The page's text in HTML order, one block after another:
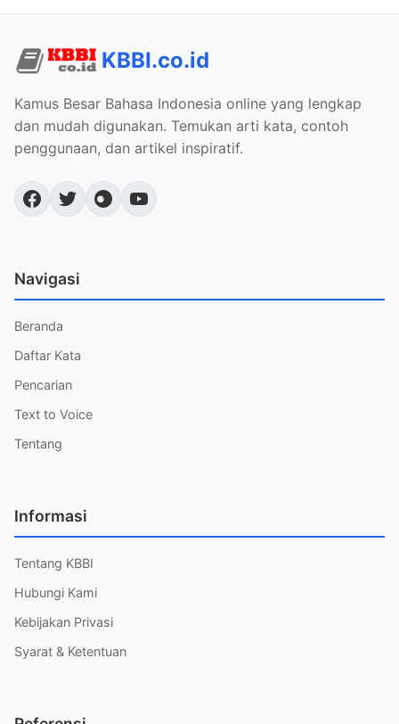
KBBI.co.id
Kamus Besar Bahasa Indonesia online yang lengkap
dan mudah digunakan. Temukan arti kata, contoh
penggunaan, dan artikel inspiratif.
Navigasi
Beranda
Daftar Kata
Pencarian
Text to Voice
Tentang
Informasi
Tentang KBBI
Hubungi Kami
Kebijakan Privasi
Syarat & Ketentuan